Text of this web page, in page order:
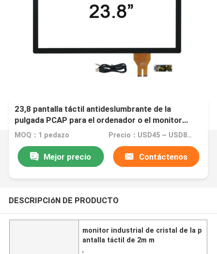
23,8 pantalla táctil antideslumbrante de la
pulgada PCAP para el ordenador o el monitor
industrial del tacto
MOQ：1 pedazo Precio：USD45 ~ USD80 per piece
Mejor precio Contáctenos
DESCRIPCIóN DE PRODUCTO
monitor industrial de cristal de la p
antalla táctil de 2m m
,